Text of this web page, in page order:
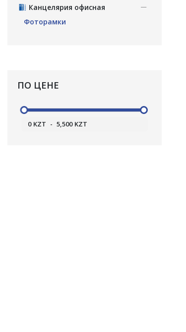
Канцелярия офисная
Фоторамки
ПО ЦЕНЕ
0 KZT - 5,500 KZT